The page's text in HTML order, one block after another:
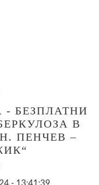
БЕЗПЛАТНИ
В
ПЕНЧЕВ –
- 13:41:39